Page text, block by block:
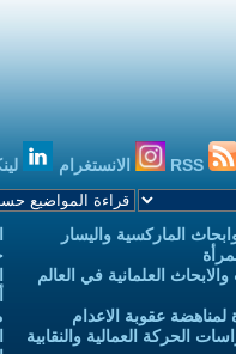
الانستغرام
الماركسية واليسار
العلمانية في العالم
عقوبة الاعدام
الحركة العمالية والنقابية